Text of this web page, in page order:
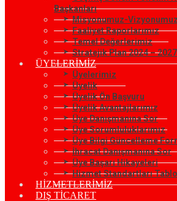
Başkanları
Misyonumuz-Vizyonumuz
Faaliyet Raporlarımız
Temel Değerlerimiz
Stratejik Plan 2024 – 2027
ÜYELERİMİZ
Üyelerimiz
Üyelik
Üyelik Ön Başvuru
Üyelik Avantajlarımız
Üye Danışmanına Sor
Üye Sorumluluklarımız
Üye Bilgi Güncelleme
İhracat Danışmanına Sor
Üye Başarı Hikayeleri
Hizmet Standartları
HİZMETLERİMİZ
DIŞ TİCARET